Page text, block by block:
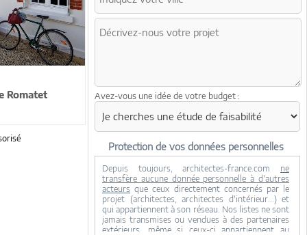
Romatet Avez-vous une idée de votre budget :
Protection de vos données personnelles
Depuis toujours, architectes-france.com ne
transfère aucune donnée personnelle à d'autres
acteurs que ceux directement concernés par le
projet (architectes, architectes d'intérieur...) et
qui appartiennent à son réseau. Nos listes ne sont
jamais transmises ou vendues à des partenaires
extérieurs, même si ceux-ci appartiennent au